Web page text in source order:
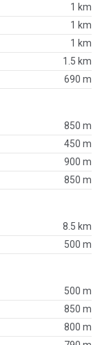
1 km
1 km
1 km
1.5 km
690 m
850 m
450 m
900 m
850 m
8.5 km
500 m
500 m
850 m
800 m